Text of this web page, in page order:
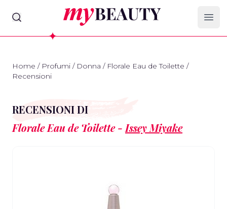
myBeauty
Home / Profumi / Donna / Florale Eau de Toilette /
Recensioni
RECENSIONI DI
Florale Eau de Toilette - Issey Miyake